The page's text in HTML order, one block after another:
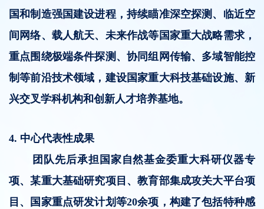
国和制造强国建设进程，持续瞄准深空探测、临近空
间网络、载人航天、未来作战等国家重大战略需求，
重点围绕极端条件探测、协同组网传输、多域智能控
制等前沿技术领域，建设国家重大科技基础设施、新
兴交叉学科机构和创新人才培养基地。
4. 中心代表性成果
团队先后承担国家自然基金委重大科研仪器专
项、某重大基础研究项目、教育部集成攻关大平台项
目、国家重点研发计划等20余项，构建了包括特种感